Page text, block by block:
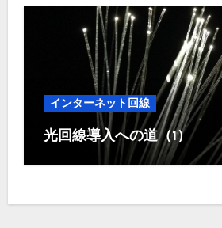
インターネット回線
光回線導入への道（1）